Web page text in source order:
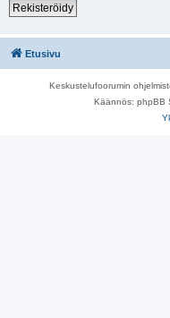
Rekisteröidy
Etusivu
Keskustelufoorumin
Käännös: phpBB